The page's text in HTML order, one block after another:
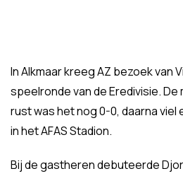
In Alkmaar kreeg AZ bezoek van
speelronde van de Eredivisie. De
rust was het nog 0-0, daarna
in het AFAS Stadion.
Bij de gastheren debuteerde